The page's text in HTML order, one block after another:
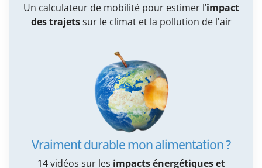
Un calculateur de mobilité pour estimer l’impact
des trajetssur le climat et la pollution de l'air
Vraiment durable mon alimentation ?
14 vidéos sur les impacts énergétiques et